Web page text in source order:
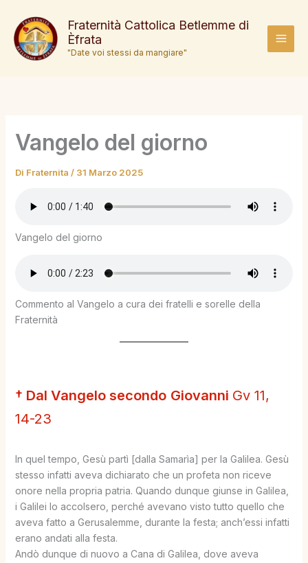
contenuto
Fraternità Cattolica Betlemme di
Èfrata
"Date voi stessi da mangiare"
Vangelo del giorno
Di Fraternita / 31 Marzo 2025
Vangelo del giorno
Commento al Vangelo a cura dei fratelli e sorelle della
Fraternità
† Dal Vangelo secondo Giovanni Gv 11,
14-23
In quel tempo, Gesù partì [dalla Samarìa] per la Galilea. Gesù
stesso infatti aveva dichiarato che un profeta non riceve
onore nella propria patria. Quando dunque giunse in Galilea,
i Galilei lo accolsero, perché avevano visto tutto quello che
aveva fatto a Gerusalemme, durante la festa; anch’essi infatti
erano andati alla festa.
Andò dunque di nuovo a Cana di Galilea, dove aveva